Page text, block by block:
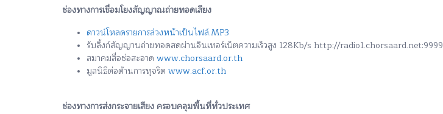
ช่องทางการเชื่อมโยงสัญญาณถ่ายทอดเสียง
ดาวน์โหลดรายการล่วงหน้าเป็นไฟล์.MP3
รับลิ้งก์สัญญานถ่ายทอดสดผ่านอินเทอร์เน็ตความเร็วสูง 128Kb/s http://radio1.chorsaard.net:9999
สมาคมสื่อช่อสะอาด www.chorsaard.or.th
มูลนิธิต่อต้านการทุจริต www.acf.or.th
ช่องทางการส่งกระจายเสียง ครอบคลุมพื้นที่ทั่วประเทศ